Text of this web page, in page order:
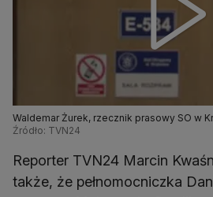
Waldemar Żurek, rzecznik prasowy SO w
Cywilnych o oddaleniu pozwu Daniela
Źródło: TVN24
Reporter TVN24 Marcin
także, że pełnomocniczka